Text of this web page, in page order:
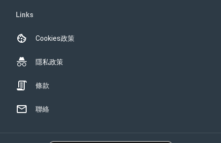
Links
Cookies政策
隱私政策
條款
聯絡